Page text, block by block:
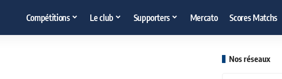
Compétitions Le club Supporters Mercato Scores Matchs
Nos réseaux